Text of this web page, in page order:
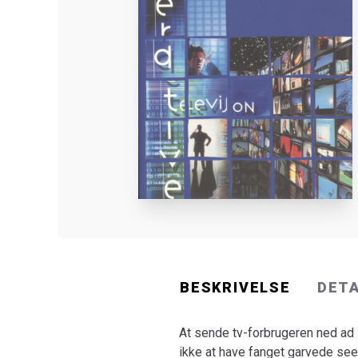
BESKRIVELSE
At sende tv-forbrugeren ned
ikke at have fanget garvede